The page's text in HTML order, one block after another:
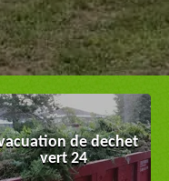
de dechet
vert 24